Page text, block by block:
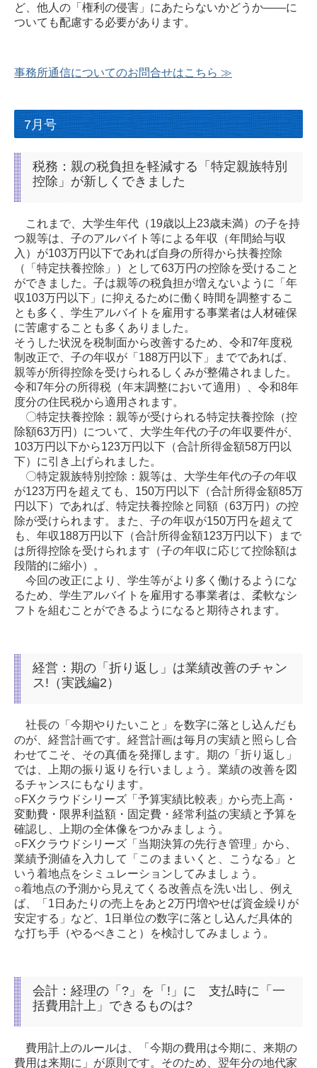
ど、他人の「権利の侵害」にあたらないかどうか――に
ついても配慮する必要があります。
事務所通信についてのお問合せはこちら ≫
7月号
税務：親の税負担を軽減する「特定親族特別
控除」が新しくできました
これまで、大学生年代（19歳以上23歳未満）の子を持
つ親等は、子のアルバイト等による年収（年間給与収
入）が103万円以下であれば自身の所得から扶養控除
（「特定扶養控除」）として63万円の控除を受けること
ができました。子は親等の税負担が増えないように「年
収103万円以下」に抑えるために働く時間を調整するこ
とも多く、学生アルバイトを雇用する事業者は人材確保
に苦慮することも多くありました。
そうした状況を税制面から改善するため、令和7年度税
制改正で、子の年収が「188万円以下」までであれば、
親等が所得控除を受けられるしくみが整備されました。
令和7年分の所得税（年末調整において適用）、令和8年
度分の住民税から適用されます。
〇特定扶養控除：親等が受けられる特定扶養控除（控
除額63万円）について、大学生年代の子の年収要件が、
103万円以下から123万円以下（合計所得金額58万円以
下）に引き上げられました。
〇特定親族特別控除：親等は、大学生年代の子の年収
が123万円を超えても、150万円以下（合計所得金額85万
円以下）であれば、特定扶養控除と同額（63万円）の控
除が受けられます。また、子の年収が150万円を超えて
も、年収188万円以下（合計所得金額123万円以下）まで
は所得控除を受けられます（子の年収に応じて控除額は
段階的に縮小）。
今回の改正により、学生等がより多く働けるようにな
るため、学生アルバイトを雇用する事業者は、柔軟なシ
フトを組むことができるようになると期待されます。
経営：期の「折り返し」は業績改善のチャン
ス!（実践編2）
社長の「今期やりたいこと」を数字に落とし込んだも
のが、経営計画です。経営計画は毎月の実績と照らし合
わせてこそ、その真価を発揮します。期の「折り返し」
では、上期の振り返りを行いましょう。業績の改善を図
るチャンスにもなります。
○FXクラウドシリーズ「予算実績比較表」から売上高・
変動費・限界利益額・固定費・経常利益の実績と予算を
確認し、上期の全体像をつかみましょう。
○FXクラウドシリーズ「当期決算の先行き管理」から、
業績予測値を入力して「このままいくと、こうなる」と
いう着地点をシミュレーションしてみましょう。
○着地点の予測から見えてくる改善点を洗い出し、例え
ば、「1日あたりの売上をあと2万円増やせば資金繰りが
安定する」など、1日単位の数字に落とし込んだ具体的
な打ち手（やるべきこと）を検討してみましょう 。
会計：経理の「?」を「!」に 支払時に「一
括費用計上」できるものは?
費用計上のルールは、「今期の費用は今期に、来期の
費用は来期に」が原則です。そのため、翌年分の地代家